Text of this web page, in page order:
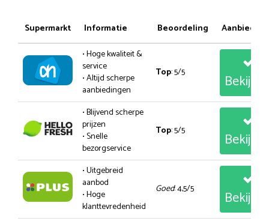
Supermarkt Informatie Beoordeling
• Hoge kwaliteit &
service
• Altijd scherpe
aanbiedingen
Top: 5/5
• Blijvend scherpe
prijzen
• Snelle
bezorgservice
Top: 5/5
• Uitgebreid
aanbod
• Hoge
klanttevredenheid
Goed: 4,5/5